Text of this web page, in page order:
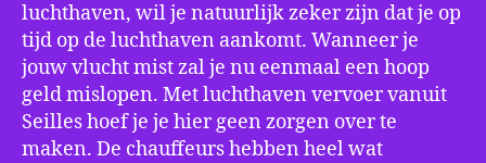
luchthaven, wil je natuurlijk zeker zijn dat je op
tijd op de luchthaven aankomt. Wanneer je
jouw vlucht mist zal je nu eenmaal een hoop
geld mislopen. Met luchthaven vervoer vanuit
Seilles hoef je je hier geen zorgen over te
maken. De chauffeurs hebben heel wat